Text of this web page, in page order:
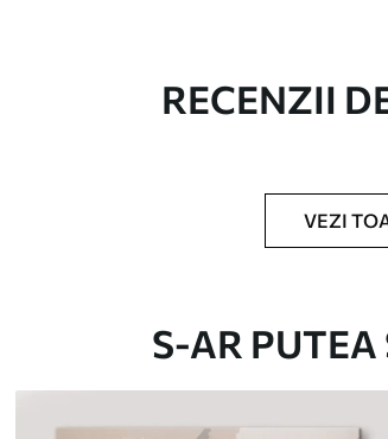
De La124 .99lei
✓
RECENZII
VEZI
S-AR PUTEA